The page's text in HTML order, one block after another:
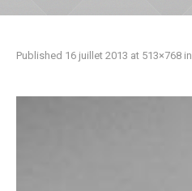
Published 16 juillet 2013 at 513×768 in